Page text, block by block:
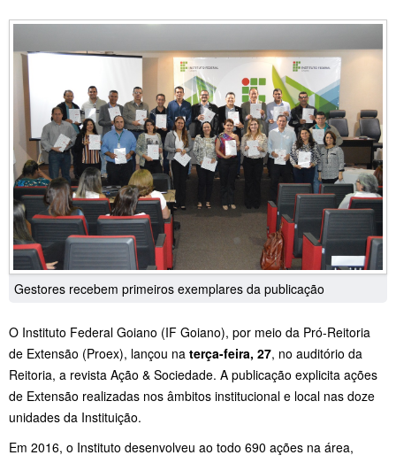
Gestores recebem primeiros exemplares da publicação
O Instituto Federal Goiano (IF Goiano), por meio da Pró-Reitoria
de Extensão (Proex), lançou na terça-feira, 27, no auditório da
Reitoria, a revista Ação & Sociedade. A publicação explicita ações
de Extensão realizadas nos âmbitos institucional e local nas doze
unidades da Instituição.
Em 2016, o Instituto desenvolveu ao todo 690 ações na área,